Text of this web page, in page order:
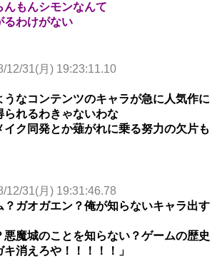
んもんシモンなんて
るわけがない
12/31(月) 19:23:11.10
うなコンテンツのキャラが急に人気作に
られるわきゃないわな
ク同発とか薙がれに乗る努力の欠片も
12/31(月) 19:31:46.78
？ガオガエン？俺が知らないキャラ出す
魔城のことを知らない？ゲームの歴史
消えろや！！！！！」